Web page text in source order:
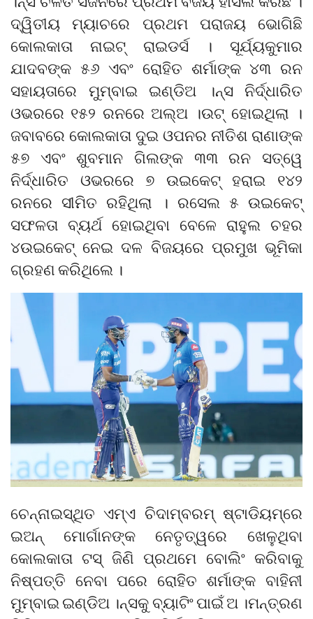
ଦ୍ୱିତୀୟ ମ୍ୟାଚରେ ପ୍ରଥମ ପରାଜୟ ଭୋଗିଛି
କୋଲକାତା ନାଇଟ୍ ରାଇଡର୍ସ । ସୂର୍ଯ୍ୟକୁମାର
ଯାଦବଙ୍କ ୫୬ ଏବଂ ରୋହିତ ଶର୍ମାଙ୍କ ୪୩ ରନ
ସହାୟତାରେ ମୁମ୍ବାଇ ଇଣ୍ଡିଅ ।ନ୍ସ ନିର୍ଦ୍ଧାରିତ
ଓଭରରେ ୧୫୨ ରନରେ ଅଲ୍ଅ ।ଉଟ୍ ହୋଇଥିଲା ।
ଜବାବରେ କୋଲକାତା ଦୁଇ ଓପନର ନୀତିଶ ରାଣାଙ୍କ
୫୭ ଏବଂ ଶୁବମାନ ଗିଲଙ୍କ ୩୩ ରନ ସତ୍ୱେ
ନିର୍ଦ୍ଧାରିତ ଓଭରରେ ୭ ଉଇକେଟ୍ ହରାଇ ୧୪୨
ରନରେ ସୀମିତ ରହିଥିଲା । ରସେଲ ୫ ଉଇକେଟ୍
ସଫଳତା ବ୍ୟର୍ଥ ହୋଇଥିବା ବେଳେ ରାହୁଲ ଚହର
୪ଉଇକେଟ୍ ନେଇ ଦଳ ବିଜୟରେ ପ୍ରମୁଖ ଭୂମିକା
ଗ୍ରହଣ କରିଥିଲେ ।
ଚେନ୍ନାଇସ୍ଥିତ ଏମ୍ଏ ଚିଦାମ୍ବରମ୍ ଷ୍ଟାଡିୟମ୍ରେ
ଇଅନ୍ ମୋର୍ଗାନଙ୍କ ନେତୃତ୍ୱରେ ଖେଳୁଥିବା
କୋଲକାତା ଟସ୍ ଜିଣି ପ୍ରଥମେ ବୋଲିଂ କରିବାକୁ
ନିଷ୍ପତ୍ତି ନେବା ପରେ ରୋହିତ ଶର୍ମାଙ୍କ ବାହିନୀ
ମୁମ୍ବାଇ ଇଣ୍ଡିଅ ।ନ୍ସକୁ ବ୍ୟାଟିଂ ପାଇଁ ଅ ।ମନ୍ତ୍ରଣ